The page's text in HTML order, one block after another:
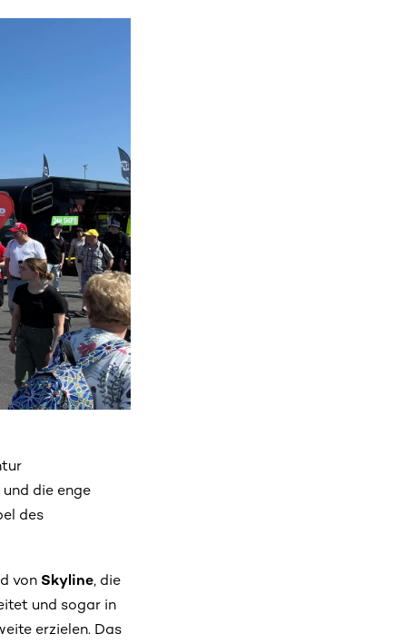
die enge
des
von Skyline, die
und sogar in
erzielen. Das